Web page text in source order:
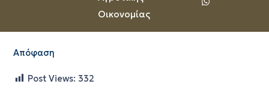
Οικονομίας
Απόφαση
Post Views: 332